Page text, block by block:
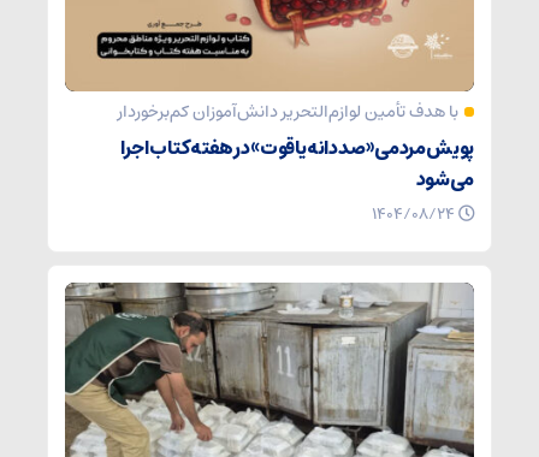
با هدف تأمین لوازم‌التحریر دانش‌آموزان کم‌برخوردار
پویش مردمی «صد دانه یاقوت» در هفته کتاب اجرا
می‌شود